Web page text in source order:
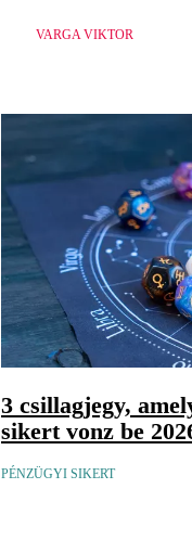
VARGA VIKTOR
3 csillagjegy,
sikert vonz be
PÉNZÜGYI SIKERT